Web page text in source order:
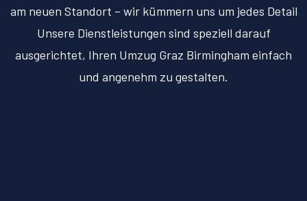
am neuen Standort – wir kümmern uns um jedes Detail
Unsere Dienstleistungen sind speziell darauf
ausgerichtet, Ihren Umzug Graz Birmingham einfach
und angenehm zu gestalten.